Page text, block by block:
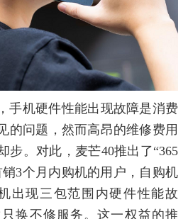
手机硬件性能出现故障是消费
的问题，然而高昂的维修费用
步。对此，麦芒40推出了“365
3个月内购机的用户，自购机
出现三包范围内硬件性能故
换不修服务。这一权益的推